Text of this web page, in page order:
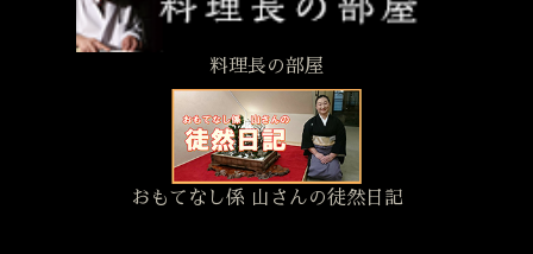
料理長の部屋
おもてなし係 山さんの徒然日記